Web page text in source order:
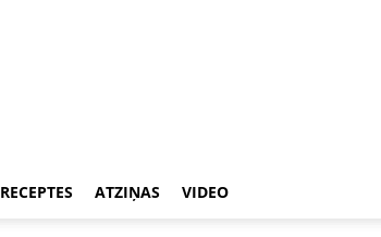
RECEPTES ATZIŅAS VIDEO